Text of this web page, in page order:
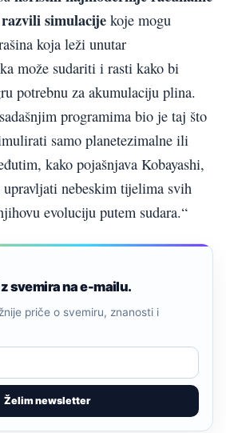
simulacije koje mogu
koja leži unutar
može sudariti i rasti kako bi
potrebnu za akumulaciju plina.
programima bio je taj što
samo planetezimalne ili
kako pojašnjava Kobayashi,
upravljati nebeskim tijelima svih
evoluciju putem sudara.“
svemira na e-mailu.
Želim newsletter
priče o svemiru, znanosti i